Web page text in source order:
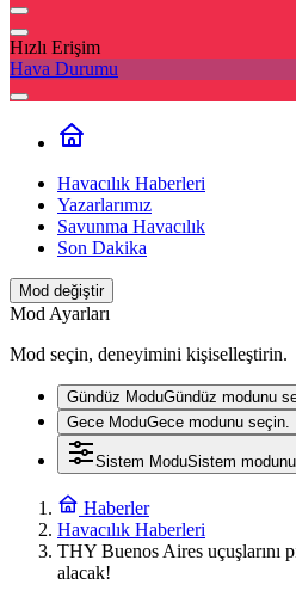
Hızlı Erişim
Hava Durumu
Havacılık Haberleri
Yazarlarımız
Savunma Havacılık
Son Dakika
Mod değiştir
Mod Ayarları
Mod seçin, deneyimini kişiselleştirin.
Gündüz ModuGündüz modunu
Gece ModuGece modunu seçin.
Sistem ModuSistem
Haberler
Havacılık Haberleri
THY Buenos Aires uçuşlarını
alacak!